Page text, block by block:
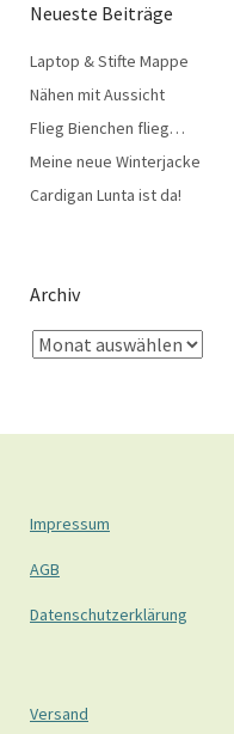
Neueste Beiträge
Laptop & Stifte Mappe
Nähen mit Aussicht
Flieg Bienchen flieg…
Meine neue Winterjacke
Cardigan Lunta ist da!
Archiv
Impressum
AGB
Datenschutzerklärung
Versand